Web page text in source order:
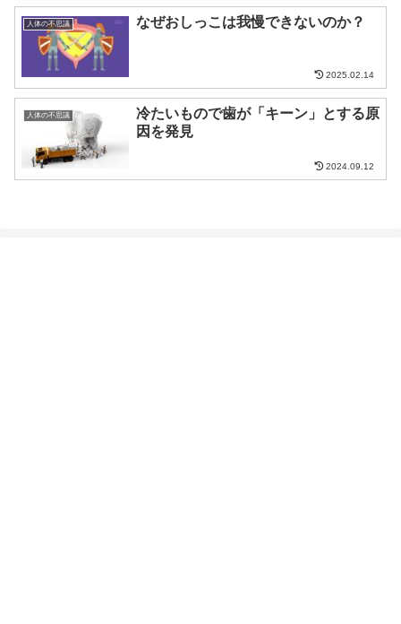
人体の不思議 なぜおしっこは我慢できないのか？
2025.02.14
人体の不思議
冷たいもので歯が「キーン」とする原
因を発見
2024.09.12